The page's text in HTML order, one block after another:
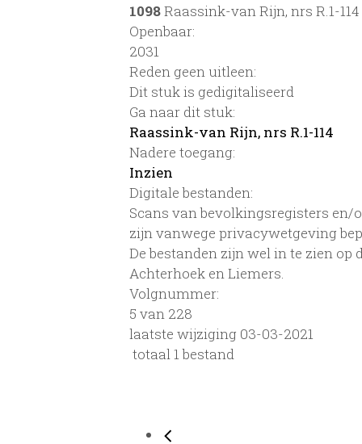
1098Raassink-van Rijn, nrs R.1-114
Openbaar:
2031
Reden geen uitleen:
Dit stuk is gedigitaliseerd
Ga naar dit stuk:
Raassink-van Rijn, nrs R.1-114
Nadere toegang:
Inzien
Digitale bestanden:
Scans van bevolkingsregisters en/
zijn vanwege privacywetgeving
De bestanden zijn wel in te zien
Achterhoek en Liemers.
Volgnummer:
5 van 228
laatste wijziging 03-03-2021
totaal 1 bestand